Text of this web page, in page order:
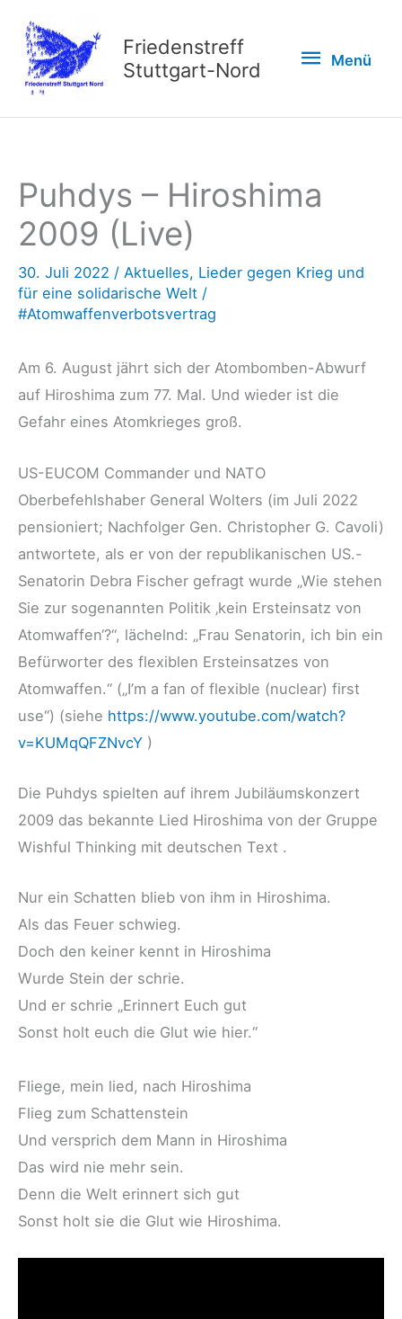
Inhalt
springen
Friedenstreff
Stuttgart-Nord
Menü
Menü
Puhdys – Hiroshima
2009 (Live)
30. Juli 2022 / Aktuelles, Lieder gegen Krieg und
für eine solidarische Welt /
#Atomwaffenverbotsvertrag
Am 6. August jährt sich der Atombomben-Abwurf
auf Hiroshima zum 77. Mal. Und wieder ist die
Gefahr eines Atomkrieges groß.
US-EUCOM Commander und NATO
Oberbefehlshaber General Wolters (im Juli 2022
pensioniert; Nachfolger Gen. Christopher G. Cavoli)
antwortete, als er von der republikanischen US.-
Senatorin Debra Fischer gefragt wurde „Wie stehen
Sie zur sogenannten Politik ‚kein Ersteinsatz von
Atomwaffen‘?“, lächelnd: „Frau Senatorin, ich bin ein
Befürworter des flexiblen Ersteinsatzes von
Atomwaffen.“ („I’m a fan of flexible (nuclear) first
use“) (siehe https://www.youtube.com/watch?
v=KUMqQFZNvcY )
Die Puhdys spielten auf ihrem Jubiläumskonzert
2009 das bekannte Lied Hiroshima von der Gruppe
Wishful Thinking mit deutschen Text .
Nur ein Schatten blieb von ihm in Hiroshima.
Als das Feuer schwieg.
Doch den keiner kennt in Hiroshima
Wurde Stein der schrie.
Und er schrie „Erinnert Euch gut
Sonst holt euch die Glut wie hier.“
Fliege, mein lied, nach Hiroshima
Flieg zum Schattenstein
Und versprich dem Mann in Hiroshima
Das wird nie mehr sein.
Denn die Welt erinnert sich gut
Sonst holt sie die Glut wie Hiroshima.